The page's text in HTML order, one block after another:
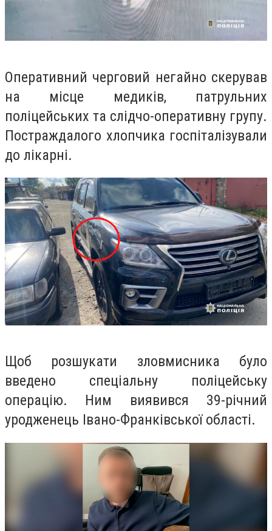
Оперативний черговий негайно скерував
на місце медиків, патрульних
поліцейських та слідчо-оперативну групу.
Постраждалого хлопчика госпіталізували
до лікарні.
Щоб розшукати зловмисника було
введено спеціальну поліцейську
операцію. Ним виявився 39-річний
уродженець Івано-Франківської області.